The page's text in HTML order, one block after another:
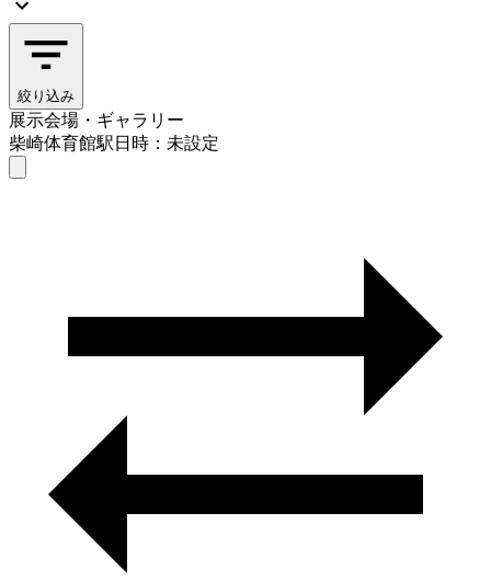
絞り込み
展示会場・ギャラリー
柴崎体育館駅日時：未設定